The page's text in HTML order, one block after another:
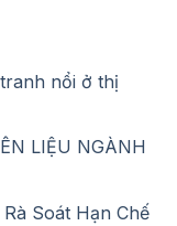
nổi ở thị
LIỆU NGÀNH
Soát Hạn Chế